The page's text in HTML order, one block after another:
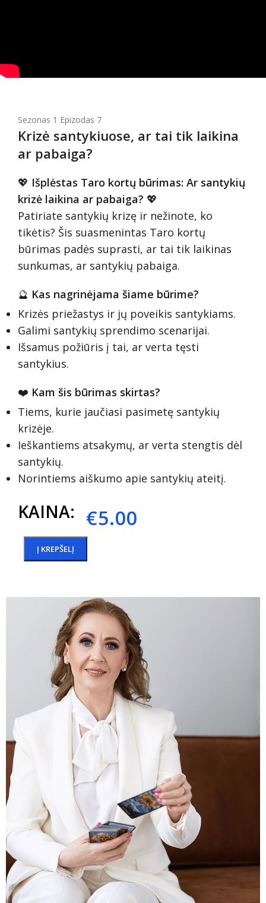
Sezonas 1 Epizodas 7
Krizė santykiuose, ar tai tik laikina
ar pabaiga?
💖 Išplėstas Taro kortų būrimas: Ar santykių
krizė laikina ar pabaiga? 💖
Patiriate santykių krizę ir nežinote, ko
tikėtis? Šis suasmenintas Taro kortų
būrimas padės suprasti, ar tai tik laikinas
sunkumas, ar santykių pabaiga.
🔮 Kas nagrinėjama šiame būrime?
Krizės priežastys ir jų poveikis santykiams.
Galimi santykių sprendimo scenarijai.
Išsamus požiūris į tai, ar verta tęsti
santykius.
❤️ Kam šis būrimas skirtas?
Tiems, kurie jaučiasi pasimetę santykių
krizėje.
Ieškantiems atsakymų, ar verta stengtis dėl
santykių.
Norintiems aiškumo apie santykių ateitį.
KAINA: €5.00
Į KREPŠELĮ